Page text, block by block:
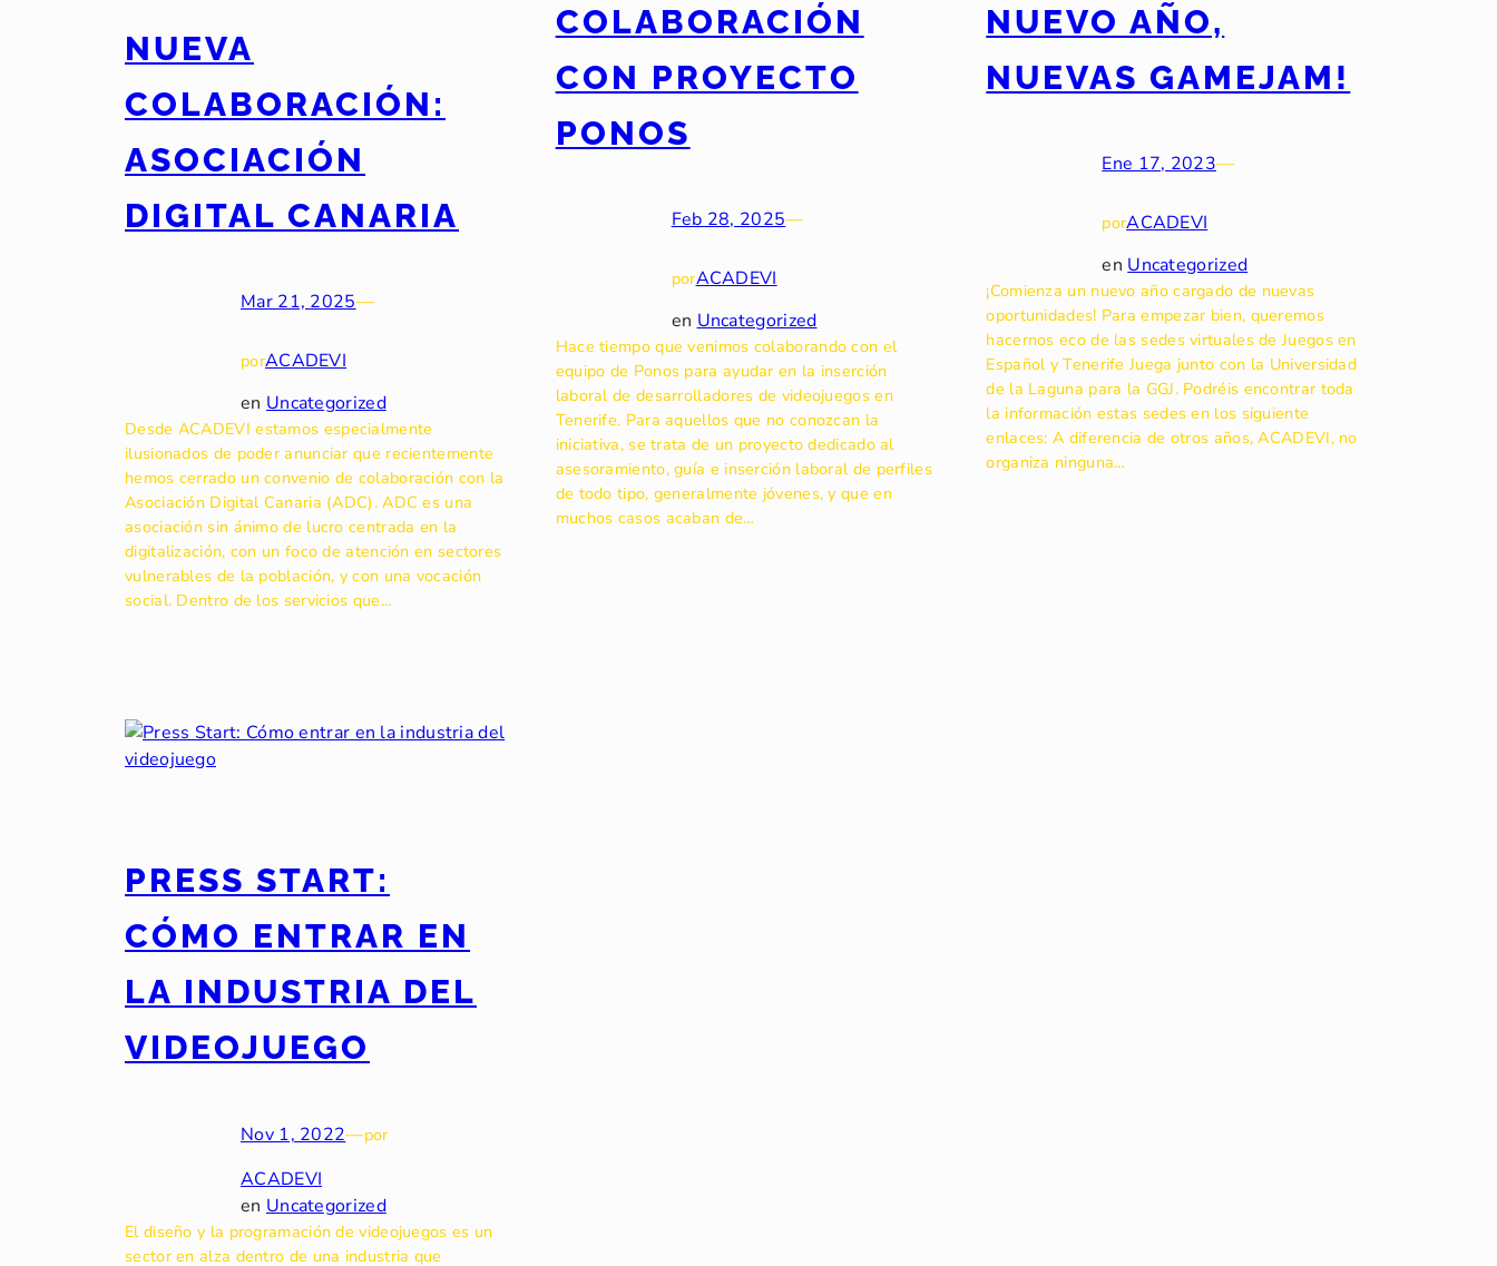
NUEVA
COLABORACIÓN:
ASOCIACIÓN
DIGITAL CANARIA
Mar 21, 2025—
porACADEVI
en Uncategorized
Desde ACADEVI estamos especialmente
ilusionados de poder anunciar que recientemente
hemos cerrado un convenio de colaboración con la
Asociación Digital Canaria (ADC). ADC es una
asociación sin ánimo de lucro centrada en la
digitalización, con un foco de atención en sectores
vulnerables de la población, y con una vocación
social. Dentro de los servicios que…
COLABORACIÓN
CON PROYECTO
PONOS
Feb 28, 2025—
porACADEVI
en Uncategorized
Hace tiempo que venimos colaborando con el
equipo de Ponos para ayudar en la inserción
laboral de desarrolladores de videojuegos en
Tenerife. Para aquellos que no conozcan la
iniciativa, se trata de un proyecto dedicado al
asesoramiento, guía e inserción laboral de perfiles
de todo tipo, generalmente jóvenes, y que en
muchos casos acaban de…
NUEVO AÑO,
NUEVAS GAMEJAM!
Ene 17, 2023—
porACADEVI
en Uncategorized
¡Comienza un nuevo año cargado de nuevas
oportunidades! Para empezar bien, queremos
hacernos eco de las sedes virtuales de Juegos en
Español y Tenerife Juega junto con la Universidad
de la Laguna para la GGJ. Podréis encontrar toda
la información estas sedes en los siguiente
enlaces: A diferencia de otros años, ACADEVI, no
organiza ninguna…
PRESS START:
CÓMO ENTRAR EN
LA INDUSTRIA DEL
VIDEOJUEGO
Nov 1, 2022—por
ACADEVI
en Uncategorized
El diseño y la programación de videojuegos es un
sector en alza dentro de una industria que